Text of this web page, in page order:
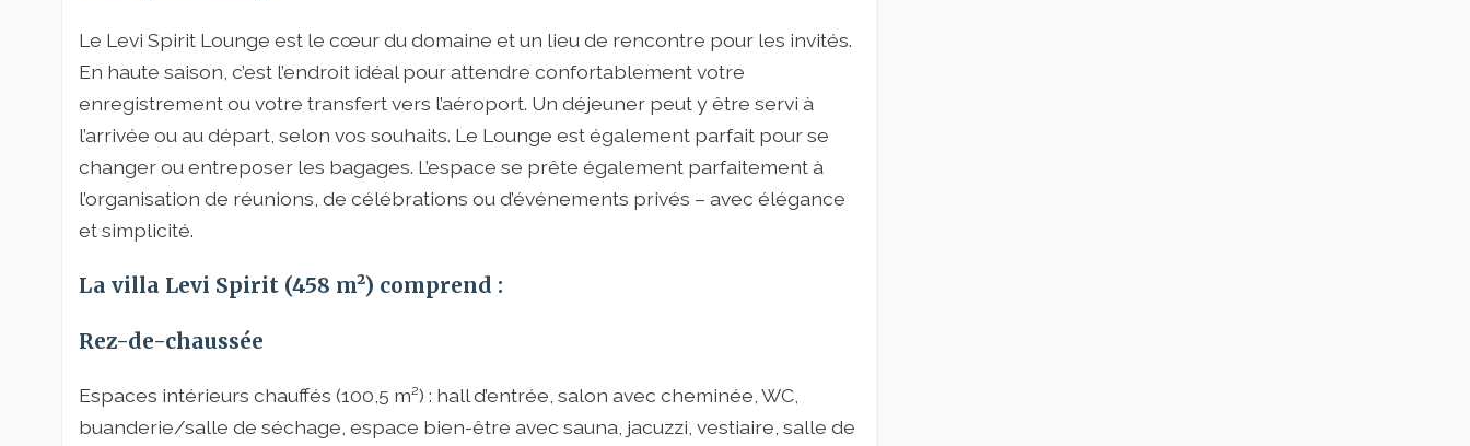
Le Levi Spirit Lounge est le cœur du domaine et un lieu de rencontre pour les invités.
En haute saison, c’est l’endroit idéal pour attendre confortablement votre
enregistrement ou votre transfert vers l’aéroport. Un déjeuner peut y être servi à
l’arrivée ou au départ, selon vos souhaits. Le Lounge est également parfait pour se
changer ou entreposer les bagages. L’espace se prête également parfaitement à
l’organisation de réunions, de célébrations ou d’événements privés – avec élégance
et simplicité.
La villa Levi Spirit (458 m²) comprend :
Rez-de-chaussée
Espaces intérieurs chauffés (100,5 m²) : hall d’entrée, salon avec cheminée, WC,
buanderie/salle de séchage, espace bien-être avec sauna, jacuzzi, vestiaire, salle de